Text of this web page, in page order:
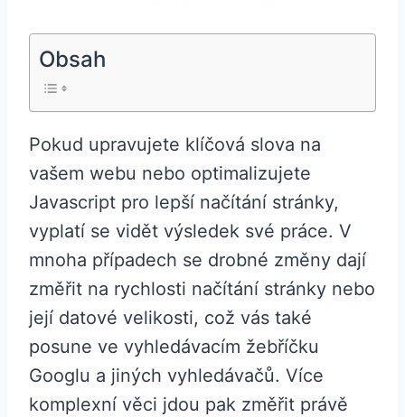
Obsah
Pokud upravujete klíčová slova na
vašem webu nebo optimalizujete
Javascript pro lepší načítání stránky,
vyplatí se vidět výsledek své práce. V
mnoha případech se drobné změny dají
změřit na rychlosti načítání stránky nebo
její datové velikosti, což vás také
posune ve vyhledávacím žebříčku
Googlu a jiných vyhledávačů. Více
komplexní věci jdou pak změřit právě